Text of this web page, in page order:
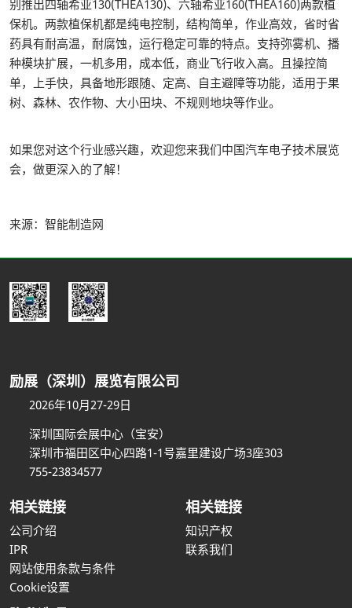
别推出四轴希亚130(THEA130)、六轴希亚160(THEA160)两款植
保机。两款植保机都是纯电控制，结构简单，作业高效，省时省
药具有耐高温，耐腐蚀，运行稳定可靠的特点。支持弥雾机、播
种模块扩展，一机多用，成本低，商业飞行收入高。且操控简
单，上手快，具备地形跟随、定高、自主避障等功能，适用于果
树、森林、农作物、大小田块、不规则地块等作业。
如果您对这个行业感兴趣，欢迎您来我们中国汽车电子技术展览
会，做更深入的了解！
来源：智能制造网
励展（深圳）展览有限公司
2026年10月27-29日
深圳国际会展中心（宝安）
深圳市福田区中心四路1-1号嘉里建设广场3座303
755-23834577
相关链接
公司介绍
IPR
网站使用条款与条件
Cookie设置
相关链接
知识产权
联系我们